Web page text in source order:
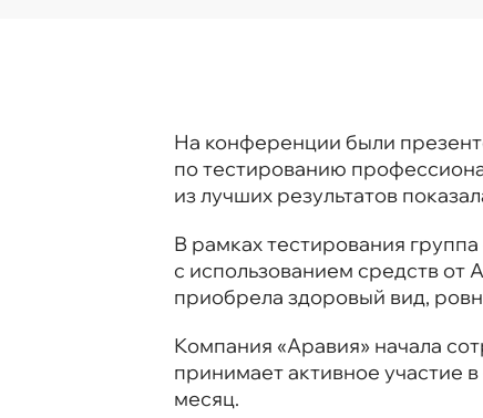
На конференции были
по тестированию
из лучших результатов
В рамках тестирования
с использованием средств от
приобрела здоровый вид,
Компания «Аравия» начала
принимает активное участие
месяц.